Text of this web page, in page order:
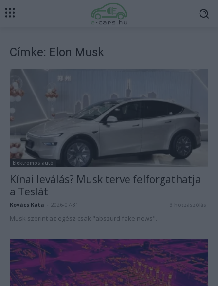
Címke: Elon Musk
Elektromos autó
Kínai leválás? Musk terve felforgathatja
a Teslát
Kovács Kata 2026-07-31 3 hozzászólás
Musk szerint az egész csak "abszurd fake news".